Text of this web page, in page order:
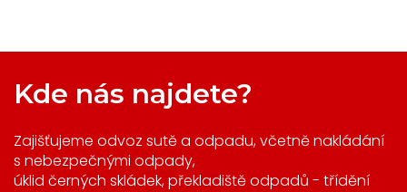
Kde nás najdete?
Zajišťujeme odvoz sutě a odpadu, včetně nakládání
s nebezpečnými odpady,
úklid černých skládek, překladiště odpadů - třídění